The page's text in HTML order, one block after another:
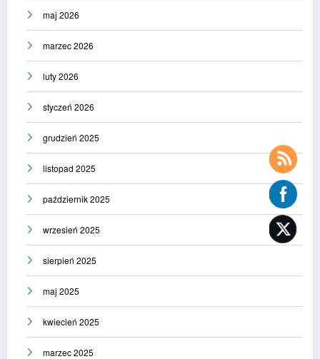
maj 2026
marzec 2026
luty 2026
styczeń 2026
grudzień 2025
listopad 2025
październik 2025
wrzesień 2025
sierpień 2025
maj 2025
kwiecień 2025
marzec 2025